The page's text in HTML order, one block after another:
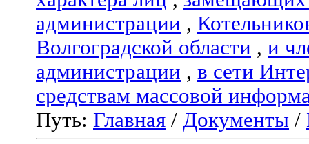
администрации ,
Волгоградской области , и
администрации , в сети
средствам массовой
Путь: Главная / Документы /